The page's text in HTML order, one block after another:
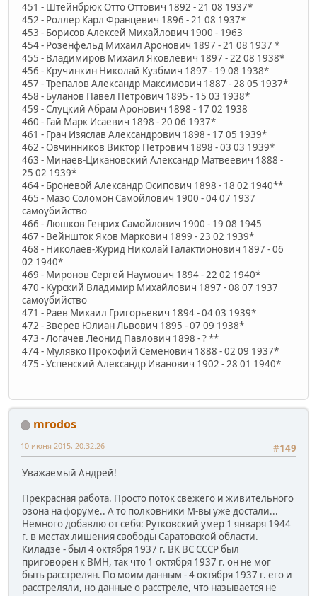
451 - Штейнбрюк Отто Оттович 1892 - 21 08 1937*
452 - Роллер Карл Францевич 1896 - 21 08 1937*
453 - Борисов Алексей Михайлович 1900 - 1963
454 - Розенфельд Михаил Аронович 1897 - 21 08 1937 *
455 - Владимиров Михаил Яковлевич 1897 - 22 08 1938*
456 - Кручинкин Николай Кузбмич 1897 - 19 08 1938*
457 - Трепалов Александр Максимович 1887 - 28 05 1937*
458 - Буланов Павел Петрович 1895 - 15 03 1938*
459 - Слуцкий Абрам Аронович 1898 - 17 02 1938
460 - Гай Марк Исаевич 1898 - 20 06 1937*
461 - Грач Изяслав Александрович 1898 - 17 05 1939*
462 - Овчинников Виктор Петрович 1898 - 03 03 1939*
463 - Минаев-Цикановский Александр Матвеевич 1888 -
25 02 1939*
464 - Броневой Александр Осипович 1898 - 18 02 1940**
465 - Мазо Соломон Самойлович 1900 - 04 07 1937
самоубийство
466 - Люшков Генрих Самойлович 1900 - 19 08 1945
467 - Вейншток Яков Маркович 1899 - 23 02 1939*
468 - Николаев-Журид Николай Галактионович 1897 - 06
02 1940*
469 - Миронов Сергей Наумович 1894 - 22 02 1940*
470 - Курский Владимир Михайлович 1897 - 08 07 1937
самоубийство
471 - Раев Михаил Григорьевич 1894 - 04 03 1939*
472 - Зверев Юлиан Львович 1895 - 07 09 1938*
473 - Логачев Леонид Павлович 1898 - ? **
474 - Мулявко Прокофий Семенович 1888 - 02 09 1937*
475 - Успенский Александр Иванович 1902 - 28 01 1940*
mrodos
#149
10 июня 2015, 20:32:26
Уважаемый Андрей!
Прекрасная работа. Просто поток свежего и живительного
озона на форуме.. А то полковники М-вы уже достали...
Немного добавлю от себя: Рутковский умер 1 января 1944
г. в местах лишения свободы Саратовской области.
Киладзе - был 4 октября 1937 г. ВК ВС СССР был
приговорен к ВМН, так что 1 октября 1937 г. он не мог
быть расстрелян. По моим данным - 4 октября 1937 г. его и
расстреляли, но данные о расстреле, что называется не